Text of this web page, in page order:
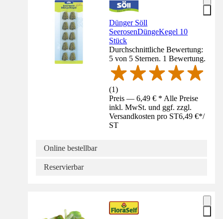
Dünger Söll
SeerosenDüngeKegel 10
Stück
Durchschnittliche Bewertung:
5 von 5 Sternen. 1 Bewertung.
(1)
Preis — 6,49 € * Alle Preise
inkl. MwSt. und ggf. zzgl.
Versandkosten pro ST6,49 €*/
ST
Online bestellbar
Reservierbar